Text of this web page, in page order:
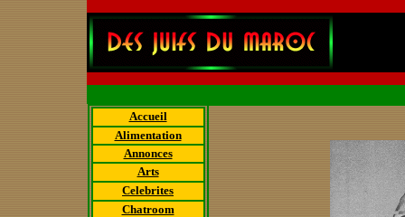
Accueil
Alimentation
Annonces
Arts
Celebrites
Chatroom